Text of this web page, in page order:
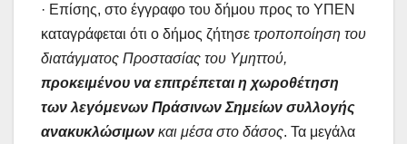
· Επίσης, στο έγγραφο του δήμου προς το ΥΠΕΝ
καταγράφεται ότι ο δήμος ζήτησε τροποποίηση του
διατάγματος Προστασίας του Υμηττού,
προκειμένου να επιτρέπεται η χωροθέτηση
των λεγόμενων Πράσινων Σημείων συλλογής
ανακυκλώσιμων και μέσα στο δάσος. Τα μεγάλα